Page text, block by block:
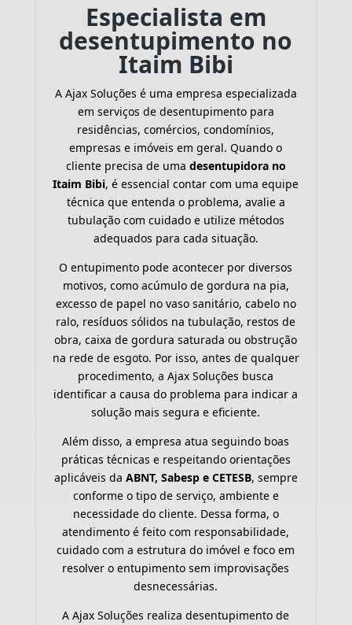
Especialista em
desentupimento no
Itaim Bibi
A Ajax Soluções é uma empresa especializada
em serviços de desentupimento para
residências, comércios, condomínios,
empresas e imóveis em geral. Quando o
cliente precisa de uma desentupidora no
Itaim Bibi, é essencial contar com uma equipe
técnica que entenda o problema, avalie a
tubulação com cuidado e utilize métodos
adequados para cada situação.
O entupimento pode acontecer por diversos
motivos, como acúmulo de gordura na pia,
excesso de papel no vaso sanitário, cabelo no
ralo, resíduos sólidos na tubulação, restos de
obra, caixa de gordura saturada ou obstrução
na rede de esgoto. Por isso, antes de qualquer
procedimento, a Ajax Soluções busca
identificar a causa do problema para indicar a
solução mais segura e eficiente.
Além disso, a empresa atua seguindo boas
práticas técnicas e respeitando orientações
aplicáveis da ABNT, Sabesp e CETESB, sempre
conforme o tipo de serviço, ambiente e
necessidade do cliente. Dessa forma, o
atendimento é feito com responsabilidade,
cuidado com a estrutura do imóvel e foco em
resolver o entupimento sem improvisações
desnecessárias.
A Ajax Soluções realiza desentupimento de